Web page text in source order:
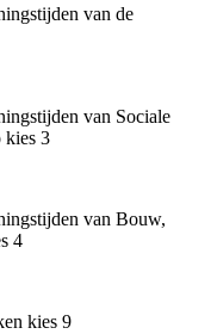
van de
van Sociale
kies 3
van Bouw,
4
kies 9